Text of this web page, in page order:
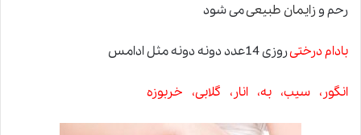
رحم وزایمان طبیعیمی شود
بادام درختیروزی 14عدد دونه دونه مثل ادامس
انگور، سیب، به، انار، گلابی، خربوزه